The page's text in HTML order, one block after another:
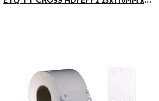
ETQ TT CROSS HDPEPP2 25x110MM x1250